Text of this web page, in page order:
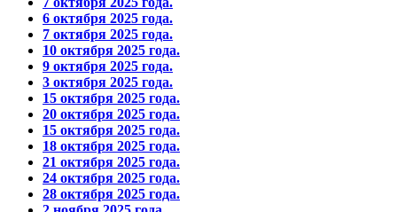
6 октября 2025 года.
7 октября 2025 года.
10 октября 2025 года.
9 октября 2025 года.
3 октября 2025 года.
15 октября 2025 года.
20 октября 2025 года.
15 октября 2025 года.
18 октября 2025 года.
21 октября 2025 года.
24 октября 2025 года.
28 октября 2025 года.